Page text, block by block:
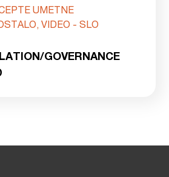
UMETNE
VIDEO - SLO
GOVERNANCE